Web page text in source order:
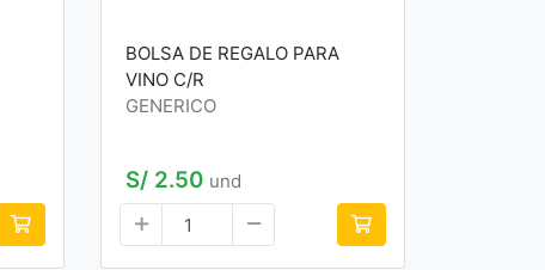
BOLSA DE REGALO PARA
VINO C/R
GENERICO
S/ 2.50 und